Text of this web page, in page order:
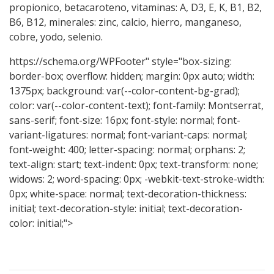
propionico, betacaroteno, vitaminas: A, D3, E, K, B1, B2,
B6, B12, minerales: zinc, calcio, hierro, manganeso,
cobre, yodo, selenio.
https://schema.org/WPFooter" style="box-sizing:
border-box; overflow: hidden; margin: 0px auto; width:
1375px; background: var(--color-content-bg-grad);
color: var(--color-content-text); font-family: Montserrat,
sans-serif; font-size: 16px; font-style: normal; font-
variant-ligatures: normal; font-variant-caps: normal;
font-weight: 400; letter-spacing: normal; orphans: 2;
text-align: start; text-indent: 0px; text-transform: none;
widows: 2; word-spacing: 0px; -webkit-text-stroke-width:
0px; white-space: normal; text-decoration-thickness:
initial; text-decoration-style: initial; text-decoration-
color: initial;">